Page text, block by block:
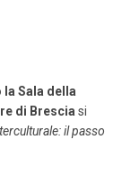
la Sala della
di Brescia si
il passo